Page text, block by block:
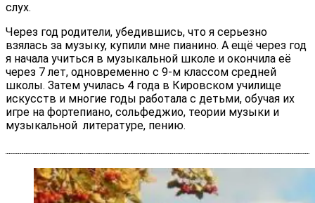
слух.
Через год родители, убедившись, что я серьезно
взялась за музыку, купили мне пианино. А ещё через год
я начала учиться в музыкальной школе и окончила её
через 7 лет, одновременно с 9-м классом средней
школы. Затем училась 4 года в Кировском училище
искусств и многие годы работала с детьми, обучая их
игре на фортепиано, сольфеджио, теории музыки и
музыкальной литературе, пению.